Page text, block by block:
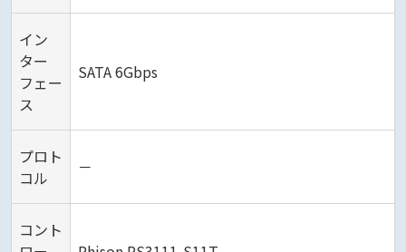
イン
ター
フェー
ス
SATA 6Gbps
プロト
コル
－
コント